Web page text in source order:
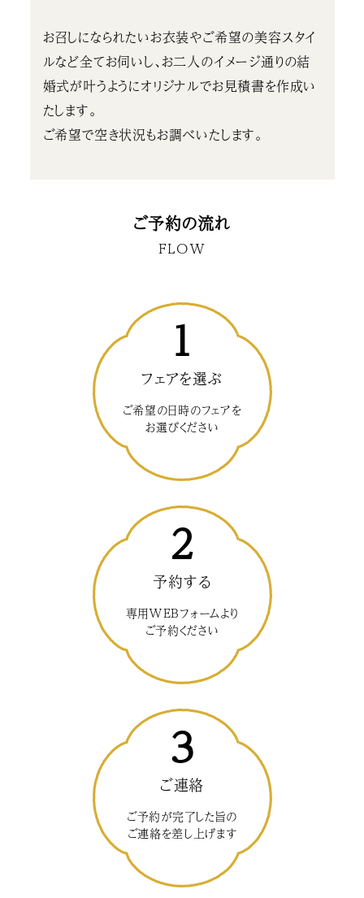
お召しになられたいお衣装やご希望の美容スタイ
ルなど全てお伺いし、お二人のイメージ通りの結
婚式が叶うようにオリジナルでお見積書を作成い
たします。
ご希望で空き状況もお調べいたします。
ご予約の流れ
FLOW
1
フェアを選ぶ
ご希望の日時のフェアを
お選びください
2
予約する
専用WEBフォームより
ご予約ください
3
ご連絡
ご予約が完了した旨の
ご連絡を差し上げます